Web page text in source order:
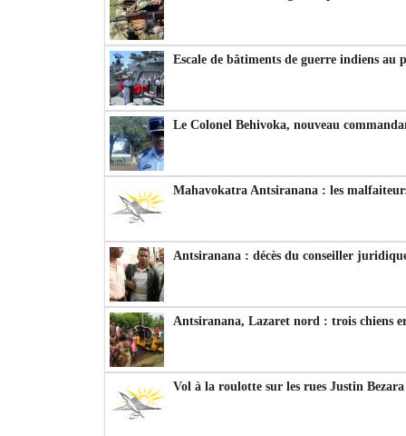
Escale de bâtiments de guerre indiens au
Le Colonel Behivoka, nouveau
Mahavokatra Antsiranana : les
Antsiranana : décès du conseiller
Antsiranana, Lazaret nord : trois chiens
Vol à la roulotte sur les rues Justin